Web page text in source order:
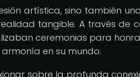
artística, sino también
tangible. A través de
ceremonias para
en su mundo.
sobre la profunda